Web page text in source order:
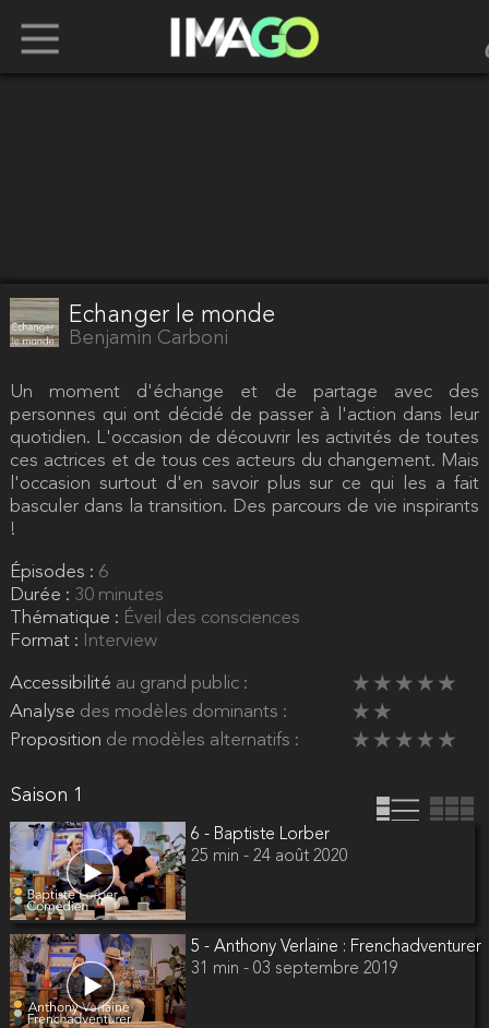
Echanger le monde
Benjamin Carboni
Un moment d'échange et de partage avec des
personnes qui ont décidé de passer à l'action dans leur
quotidien. L'occasion de découvrir les activités de toutes
ces actrices et de tous ces acteurs du changement. Mais
l'occasion surtout d'en savoir plus sur ce qui les a fait
basculer dans la transition. Des parcours de vie inspirants
!
Épisodes : 6
Durée : 30 minutes
Thématique : Éveil des consciences
Format :
Interview
Accessibilité au grand public :
Analyse des modèles dominants :
Proposition de modèles alternatifs :
Saison 1
6 - Baptiste Lorber
25 min - 24 août 2020
5 - Anthony Verlaine : Frenchadventurer
31 min - 03 septembre 2019